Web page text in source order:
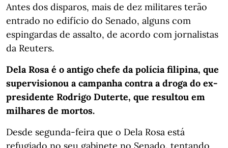
Antes dos disparos, mais de dez militares terão
entrado no edifício do Senado, alguns com
espingardas de assalto, de acordo com jornalistas
da Reuters.
Dela Rosa é o antigo chefe da polícia filipina, que
supervisionou a campanha contra a droga do ex-
presidente Rodrigo Duterte, que resultou em
milhares de mortos.
Desde segunda-feira que o Dela Rosa está
refugiado no seu gabinete no Senado, tentando